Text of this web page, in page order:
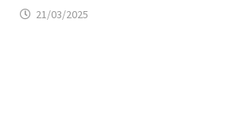
21/03/2025